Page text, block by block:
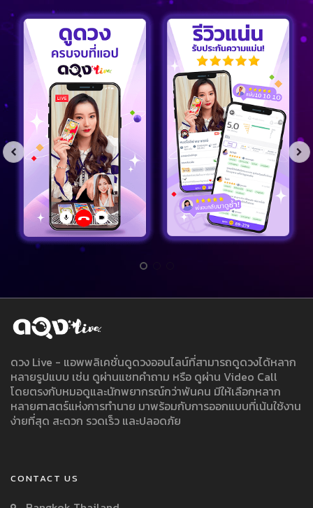
ดวง Live - แอพพลิเคชั่นดูดวงออนไลน์ที่สามารถดูดวงได้หลาก
หลายรูปแบบ เช่น ดูผ่านแชทคำถาม หรือ ดูผ่าน Video Call
โดยตรงกับหมอดูและนักพยากรณ์กว่าพันคน มีให้เลือกหลาก
หลายศาสตร์แห่งการทำนาย มาพร้อมกับการออกแบบที่เน้นใช้งาน
ง่ายที่สุด สะดวก รวดเร็ว และปลอดภัย
CONTACT US